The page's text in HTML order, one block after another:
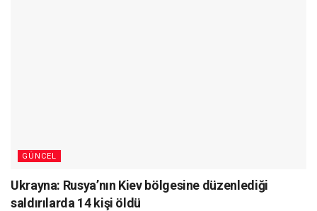
GÜNCEL
Ukrayna: Rusya’nın Kiev bölgesine düzenlediği
saldırılarda 14 kişi öldü